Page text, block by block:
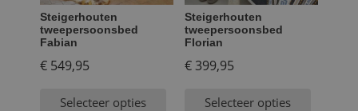
Steigerhouten
tweepersoonsbed
Fabian
€ 549,95
Selecteer opties
Steigerhouten
tweepersoonsbed
Florian
€399,95
Selecteer opties